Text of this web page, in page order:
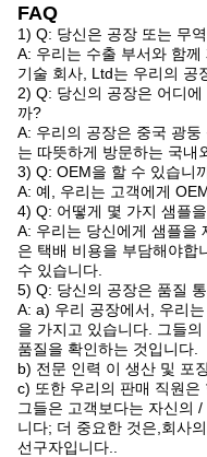
FAQ
1) Q: 당신은 공장 또는 무
A: 우리는 수출 부서와 함
기술 회사, Ltd는 우리의 공
2) Q: 당신의 공장은 어디
까?
A: 우리의 공장은 중국 광
는 따뜻하게 방문하는 국내
3) Q: OEM을 할 수 있습니
A: 예, 우리는 고객에게
4) Q: 어떻게 몇 가지 샘플
A: 우리는 당신에게 샘플을
은 택배 비용을 부담해야합
수 있습니다.
5) Q: 당신의 공장은 품질
A: a) 우리 공장에서, 우리
을 가지고 있습니다. 그들
품질을 확인하는 것입니다.
b) 전문 인력 이 생산 및 포
c) 또한 우리의 판매 직원은
그들은 고객보다는 자신의
니다; 더 중요한 것은,회사
선구자입니다..